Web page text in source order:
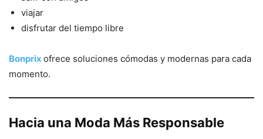
viajar
disfrutar del tiempo libre
Bonprix ofrece soluciones cómodas y modernas para cada
momento.
Hacia una Moda Más Responsable